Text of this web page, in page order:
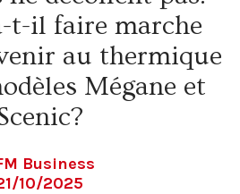
t-il faire marche
au thermique
Mégane et
Business
10/2025